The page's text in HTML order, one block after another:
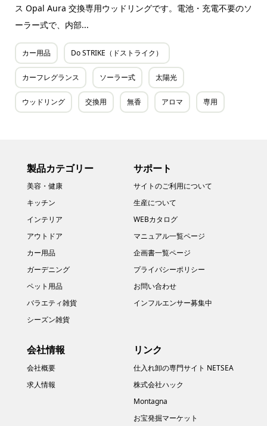
ス Opal Aura 交換専用ウッドリングです。電池・充電不要のソ
ーラー式で、内部...
カー用品 Do STRIKE（ドストライク）
カーフレグランス ソーラー式 太陽光
ウッドリング 交換用 無香 アロマ 専用
製品カテゴリー
美容・健康
キッチン
インテリア
アウトドア
カー用品
ガーデニング
ペット用品
バラエティ雑貨
シーズン雑貨
サポート
サイトのご利用について
生産について
WEBカタログ
マニュアル一覧ページ
企画書一覧ページ
プライバシーポリシー
お問い合わせ
インフルエンサー募集中
会社情報
会社概要
求人情報
リンク
仕入れ卸の専門サイト NETSEA
株式会社ハック
Montagna
お宝発掘マーケット